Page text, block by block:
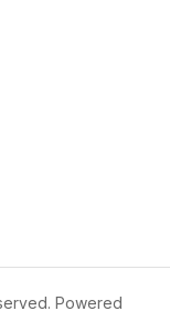
Powered